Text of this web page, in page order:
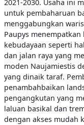
2021-2030. Usaha ini
untuk pembaharuan
menggabungkan
Paupys
kebudayaan seperti
dan jalan raya yang
moden Naujamiestis
yang dinaik taraf.
penambahbaikan
pengangkutan yang
laluan basikal dan
dengan akses mudah